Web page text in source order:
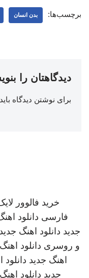
برچسب‌ها: بدن انسان
دیدگاهتان را
برای نوشتن دیدگاه باید
خرید فالوور
فارسی دانلود
جدید دانلود اهنگ جدید
و روسری دانلود
اهنگ جدید
جدید دانلود